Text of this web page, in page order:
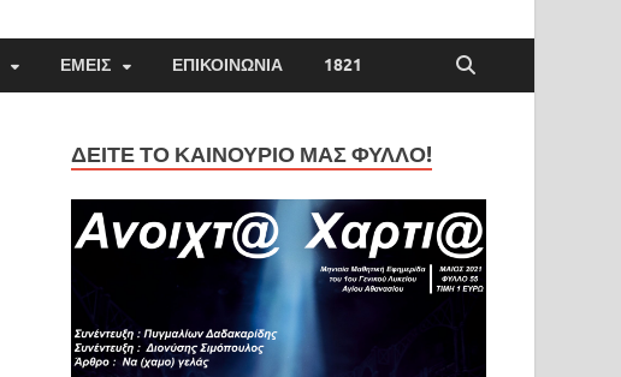
ΕΜΕΊΣ ΕΠΙΚΟΙΝΩΝΊΑ 1821
ΔΕΊΤΕ ΤΟ ΚΑΙΝΟΎΡΙΟ ΜΑΣ ΦΎΛΛΟ!